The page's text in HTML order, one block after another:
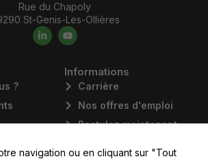
Rue du Chapoly
St-Genis-Les-Ollières
?
Informations
Carrière
Nos offres d'emploi
Postulez maintenant
navigation ou en cliquant sur "Tout